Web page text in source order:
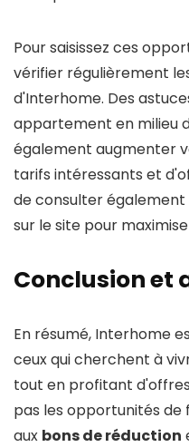
Pour saisissez ces
vérifier régulièrement
d'Interhome. Des
appartement en milieu
également augmenter
tarifs intéressants et
de consulter également
sur le site pour
Conclusion et
En résumé, Interhome
ceux qui cherchent à
tout en profitant
pas les opportunités de
aux bons de réduction